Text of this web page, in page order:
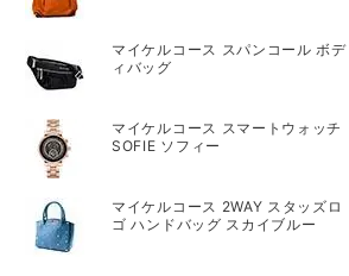
マイケルコース スパンコール ボデ
ィバッグ
マイケルコース スマートウォッチ
SOFIE ソフィー
マイケルコース 2WAY スタッズロ
ゴ ハンドバッグ スカイブルー